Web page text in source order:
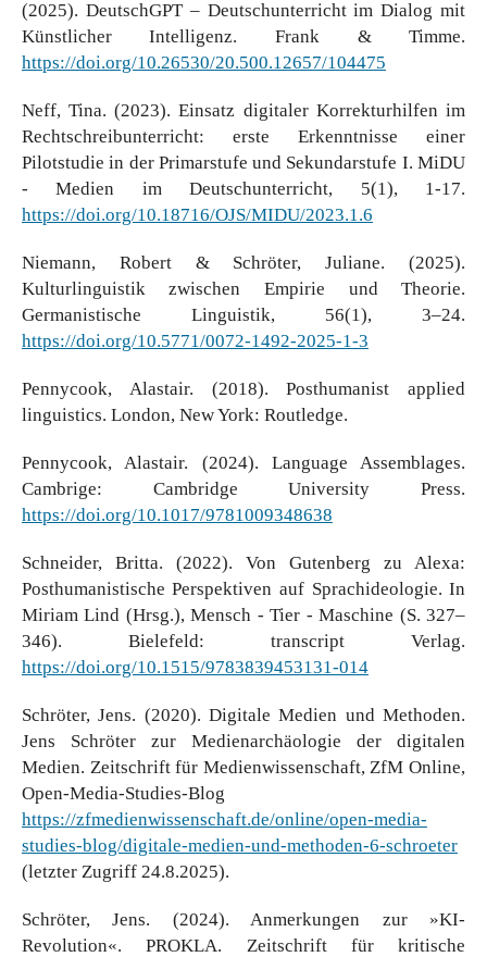
(2025). DeutschGPT – Deutschunterricht im Dialog mit
Künstlicher Intelligenz. Frank & Timme.
https://doi.org/10.26530/20.500.12657/104475
Neff, Tina. (2023). Einsatz digitaler Korrekturhilfen im
Rechtschreibunterricht: erste Erkenntnisse einer
Pilotstudie in der Primarstufe und Sekundarstufe I. MiDU
- Medien im Deutschunterricht, 5(1), 1-17.
https://doi.org/10.18716/OJS/MIDU/2023.1.6
Niemann, Robert & Schröter, Juliane. (2025).
Kulturlinguistik zwischen Empirie und Theorie.
Germanistische Linguistik, 56(1), 3–24.
https://doi.org/10.5771/0072-1492-2025-1-3
Pennycook, Alastair. (2018). Posthumanist applied
linguistics. London, New York: Routledge.
Pennycook, Alastair. (2024). Language Assemblages.
Cambrige: Cambridge University Press.
https://doi.org/10.1017/9781009348638
Schneider, Britta. (2022). Von Gutenberg zu Alexa:
Posthumanistische Perspektiven auf Sprachideologie. In
Miriam Lind (Hrsg.), Mensch - Tier - Maschine (S. 327–
346). Bielefeld: transcript Verlag.
https://doi.org/10.1515/9783839453131-014
Schröter, Jens. (2020). Digitale Medien und Methoden.
Jens Schröter zur Medienarchäologie der digitalen
Medien. Zeitschrift für Medienwissenschaft, ZfM Online,
Open-Media-Studies-Blog
https://zfmedienwissenschaft.de/online/open-media-
studies-blog/digitale-medien-und-methoden-6-schroeter
(letzter Zugriff 24.8.2025).
Schröter, Jens. (2024). Anmerkungen zur »KI-
Revolution«. PROKLA. Zeitschrift für kritische